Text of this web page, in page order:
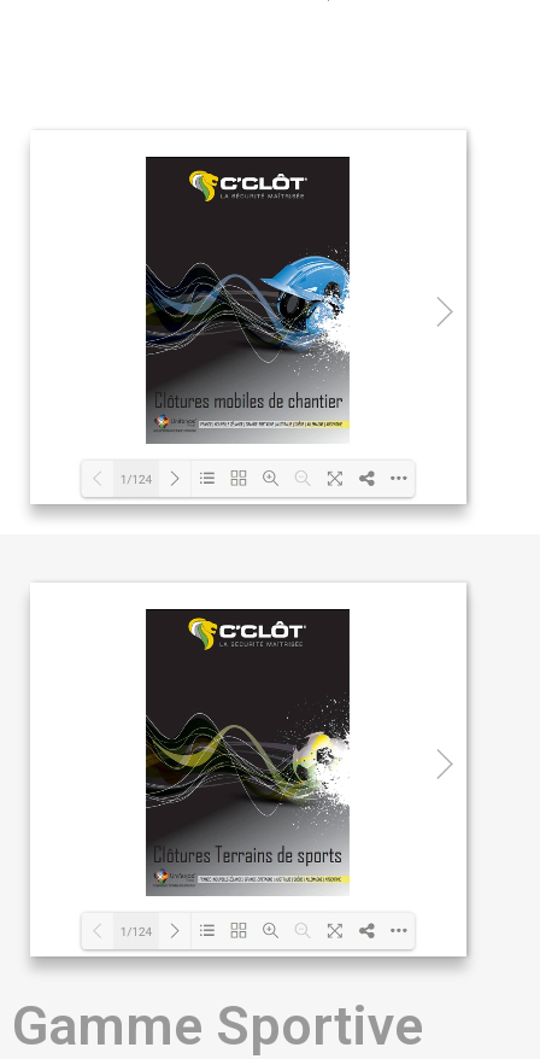
Gamme Sportive